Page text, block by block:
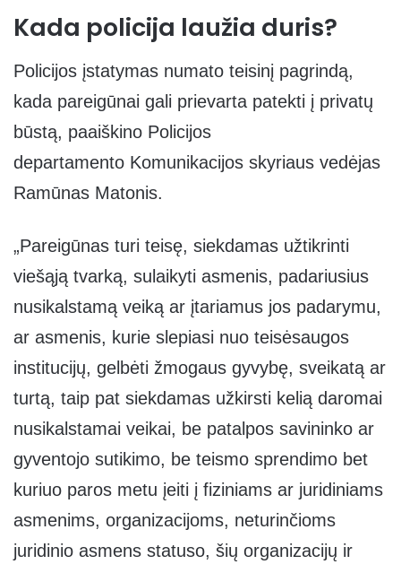
Kada policija laužia duris?
Policijos įstatymas numato teisinį pagrindą,
kada pareigūnai gali prievarta patekti į privatų
būstą, paaiškino Policijos
departamento Komunikacijos skyriaus vedėjas
Ramūnas Matonis.
„Pareigūnas turi teisę, siekdamas užtikrinti
viešąją tvarką, sulaikyti asmenis, padariusius
nusikalstamą veiką ar įtariamus jos padarymu,
ar asmenis, kurie slepiasi nuo teisėsaugos
institucijų, gelbėti žmogaus gyvybę, sveikatą ar
turtą, taip pat siekdamas užkirsti kelią daromai
nusikalstamai veikai, be patalpos savininko ar
gyventojo sutikimo, be teismo sprendimo bet
kuriuo paros metu įeiti į fiziniams ar juridiniams
asmenims, organizacijoms, neturinčioms
juridinio asmens statuso, šių organizacijų ir